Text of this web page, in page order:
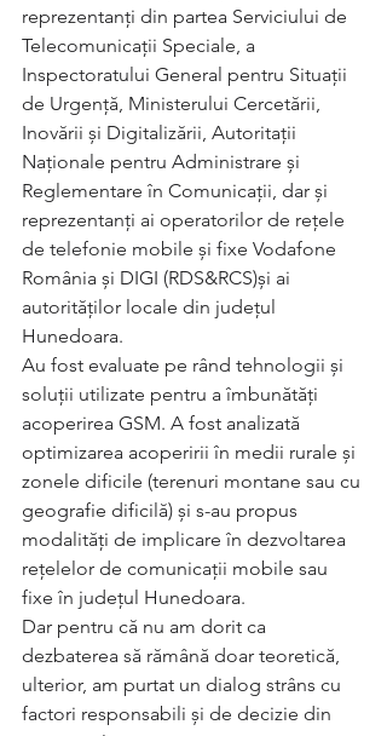
reprezentanți din partea Serviciului de
Telecomunicații Speciale, a
Inspectoratului General pentru Situații
de Urgență, Ministerului Cercetării,
Inovării și Digitalizării, Autoritații
Naționale pentru Administrare și
Reglementare în Comunicații, dar și
reprezentanți ai operatorilor de rețele
de telefonie mobile și fixe Vodafone
România și DIGI (RDS&RCS)și ai
autorităților locale din județul
Hunedoara.
Au fost evaluate pe rând tehnologii și
soluții utilizate pentru a îmbunătăți
acoperirea GSM. A fost analizată
optimizarea acoperirii în medii rurale și
zonele dificile (terenuri montane sau cu
geografie dificilă) și s-au propus
modalități de implicare în dezvoltarea
rețelelor de comunicații mobile sau
fixe în județul Hunedoara.
Dar pentru că nu am dorit ca
dezbaterea să rămână doar teoretică,
ulterior, am purtat un dialog strâns cu
factori responsabili și de decizie din